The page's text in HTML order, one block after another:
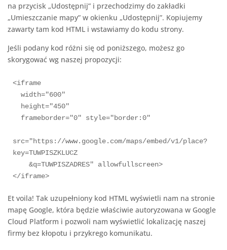
na przycisk „Udostępnij” i przechodzimy do zakładki
„Umieszczanie mapy” w okienku „Udostępnij”. Kopiujemy
zawarty tam kod HTML i wstawiamy do kodu strony.
Jeśli podany kod różni się od poniższego, możesz go
skorygować wg naszej propozycji:
<iframe
src="https://www.google.com/maps/embed/v1/place?
key=TUWPISZKLUCZ
</iframe>
Et voila! Tak uzupełniony kod HTML wyświetli nam na stronie
mapę Google, która będzie właściwie autoryzowana w Google
Cloud Platform i pozwoli nam wyświetlić lokalizację naszej
firmy bez kłopotu i przykrego komunikatu.